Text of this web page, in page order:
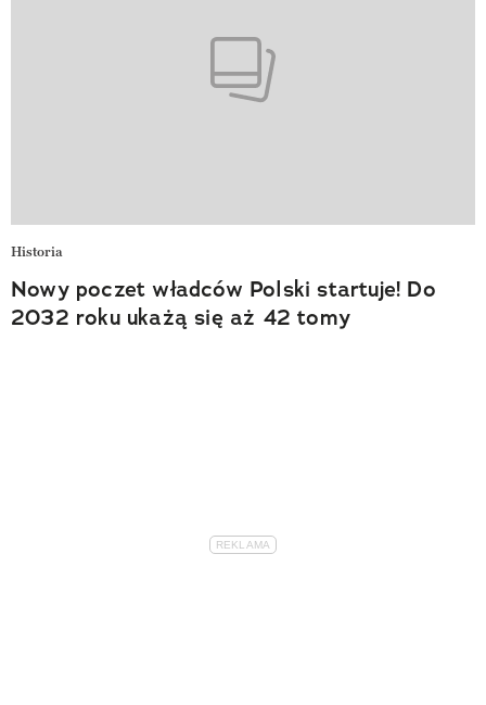
Historia
Nowy poczet władców Polski startuje! Do
2032 roku ukażą się aż 42 tomy